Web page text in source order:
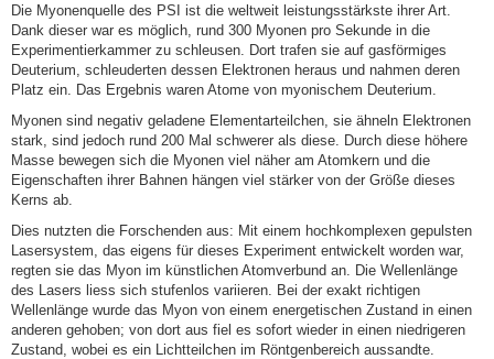
Die Myonenquelle des PSI ist die weltweit leistungsstärkste ihrer Art.
Dank dieser war es möglich, rund 300 Myonen pro Sekunde in die
Experimentierkammer zu schleusen. Dort trafen sie auf gasförmiges
Deuterium, schleuderten dessen Elektronen heraus und nahmen deren
Platz ein. Das Ergebnis waren Atome von myonischem Deuterium.
Myonen sind negativ geladene Elementarteilchen, sie ähneln Elektronen
stark, sind jedoch rund 200 Mal schwerer als diese. Durch diese höhere
Masse bewegen sich die Myonen viel näher am Atomkern und die
Eigenschaften ihrer Bahnen hängen viel stärker von der Größe dieses
Kerns ab.
Dies nutzten die Forschenden aus: Mit einem hochkomplexen gepulsten
Lasersystem, das eigens für dieses Experiment entwickelt worden war,
regten sie das Myon im künstlichen Atomverbund an. Die Wellenlänge
des Lasers liess sich stufenlos variieren. Bei der exakt richtigen
Wellenlänge wurde das Myon von einem energetischen Zustand in einen
anderen gehoben; von dort aus fiel es sofort wieder in einen niedrigeren
Zustand, wobei es ein Lichtteilchen im Röntgenbereich aussandte.